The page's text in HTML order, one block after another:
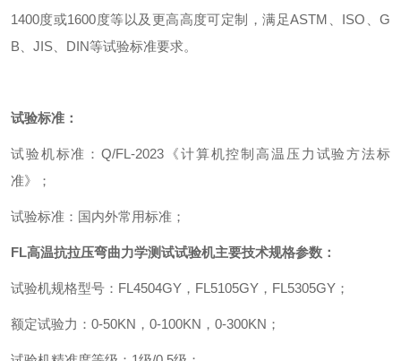
1400度或1600度等以及更高高度可定制，满足ASTM ISO 、G
B
JIS DIN等试验标准要求。
试验标准：
试验机标准 ：Q/FL-2023 《计算机控制高温压力试验方法标
准》
；
试验标准 ： 国内外常用标准 ；
FL高温抗拉压弯曲力学测试试验机主要技术规格参数 ：
试验机规格型号 ： FL4504GY ， FL5105GY ， FL5305GY ；
额定试验力 ： 0-50KN ， 0-100KN ， 0-300KN ；